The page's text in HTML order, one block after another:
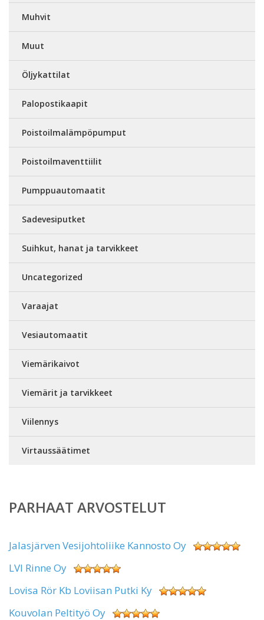
Muhvit
Muut
Öljykattilat
Palopostikaapit
Poistoilmalämpöpumput
Poistoilmaventtiilit
Pumppuautomaatit
Sadevesiputket
Suihkut, hanat ja tarvikkeet
Uncategorized
Varaajat
Vesiautomaatit
Viemärikaivot
Viemärit ja tarvikkeet
Viilennys
Virtaussäätimet
PARHAAT ARVOSTELUT
Jalasjärven Vesijohtoliike Kannosto Oy
LVI Rinne Oy
Lovisa Rör Kb Loviisan Putki Ky
Kouvolan Peltityö Oy